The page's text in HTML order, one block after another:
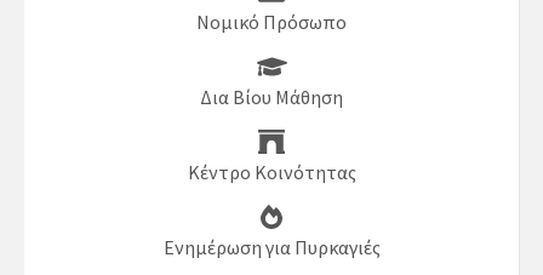
Νομικό Πρόσωπο
Δια Βίου Μάθηση
Κέντρο Κοινότητας
Ενημέρωση για Πυρκαγιές